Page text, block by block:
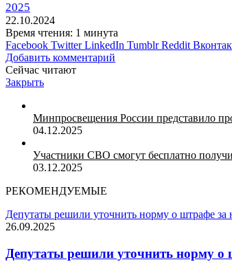
2025
22.10.2024
Время чтения: 1 минута
Facebook Twitter LinkedIn Tumblr Reddit
Добавить комментарий
Сейчас читают
Закрыть
Минпросвещения России представило
04.12.2025
Участники СВО смогут бесплатно
03.12.2025
РЕКОМЕНДУЕМЫЕ
Депутаты решили уточнить норму о штрафе
26.09.2025
Депутаты решили уточнить норму о